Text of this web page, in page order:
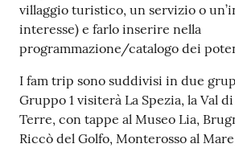
villaggio turistico, un servizio o
interesse) e farlo inserire nella
programmazione/catalogo dei
I fam trip sono suddivisi in due
Gruppo 1 visiterà La Spezia, la Val
Terre, con tappe al Museo Lia,
Riccò del Golfo, Monterosso al